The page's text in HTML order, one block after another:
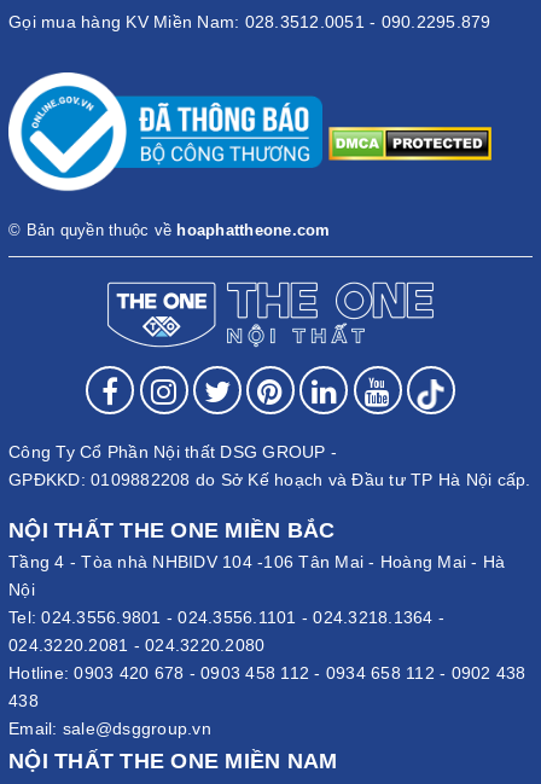
Gọi mua hàng KV Miền Nam: 028.3512.0051 - 090.2295.879
© Bản quyền thuộc về hoaphattheone.com
Công Ty Cổ Phần Nội thất DSG GROUP -
GPĐKKD: 0109882208 do Sở Kế hoạch và Đầu tư TP Hà Nội cấp.
NỘI THẤT THE ONE MIỀN BẮC
Tầng 4 - Tòa nhà NHBIDV 104 -106 Tân Mai - Hoàng Mai - Hà
Nội
Tel:024.3556.9801 -024.3556.1101 -024.3218.1364 -
024.3220.2081 - 024.3220.2080
Hotline:0903 420 678 - 0903 458 112 - 0934 658 112 - 0902 438
438
Email: sale@dsggroup.vn
NỘI THẤT THE ONE MIỀN NAM